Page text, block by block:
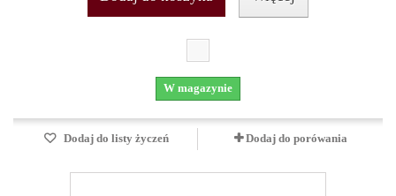
W magazynie
Dodaj do listy życzeń Dodaj do porówania